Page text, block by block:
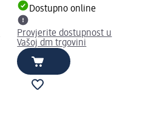
Dostupno online
Provjerite dostupnost u
Vašoj dm trgovini